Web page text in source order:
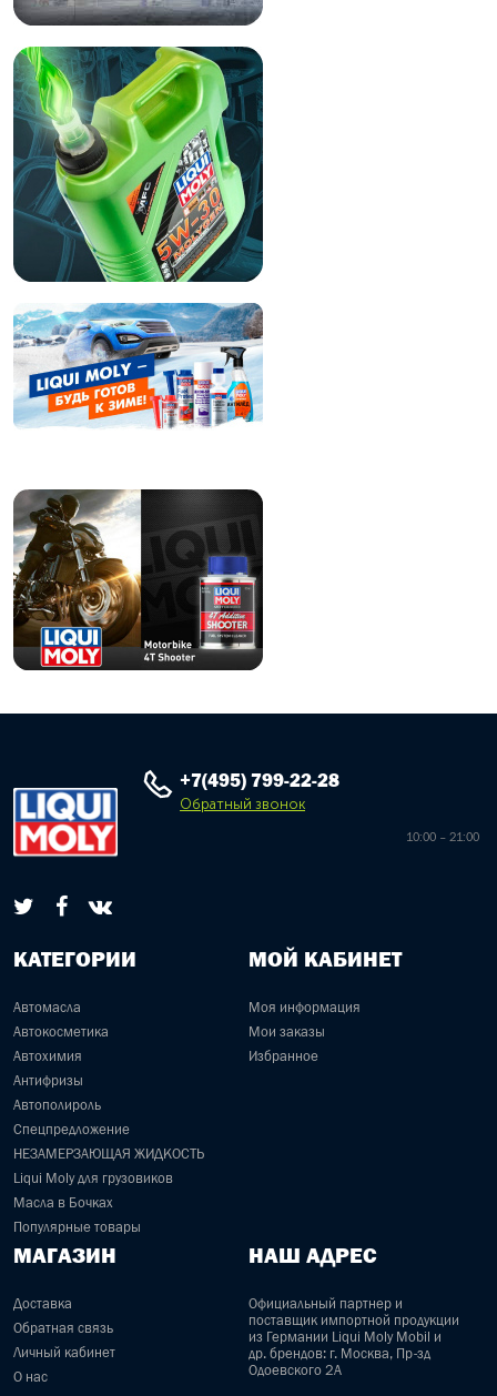
+7(495) 799-22-28
Обратный звонок
10:00 – 21:00
КАТЕГОРИИ
Автомасла
Автокосметика
Автохимия
Антифризы
Автополироль
Спецпредложение
НЕЗАМЕРЗАЮЩАЯ ЖИДКОСТЬ
Liqui Moly для грузовиков
Масла в Бочках
Популярные товары
МОЙ КАБИНЕТ
Моя информация
Мои заказы
Избранное
МАГАЗИН
Доставка
Обратная связь
Личный кабинет
О нас
НАШ АДРЕС
Официальный партнер и
поставщик импортной продукции
из Германии Liqui Moly Mobil и
др. брендов: г. Москва, Пр-зд
Одоевского 2А